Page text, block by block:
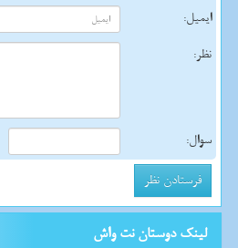
ایمیل:
نظر:
سوال:
لینک دوستان نت واش